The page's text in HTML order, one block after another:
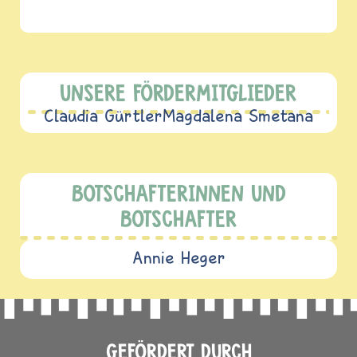
UNSERE FÖRDERMITGLIEDER
Claudia GürtlerMagdalena Smetana
BOTSCHAFTERINNEN UND
BOTSCHAFTER
Annie Heger
GEFÖRDERT DURCH